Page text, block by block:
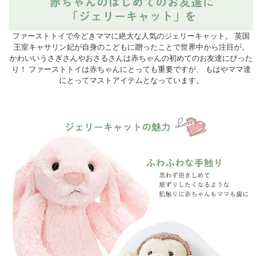
ファーストトイで今どきママに絶大な人気のジェリーキャット。 英国
王室キャサリン妃が自身のこどもに贈ったことで世界中から注目が。
かわいいうさぎさんやおさるさんは赤ちゃんの初めてのお友達にぴった
り！ ファーストトイは赤ちゃんにとっても重要ですが、 もはやママ達
にとってマストアイテムとなっています。